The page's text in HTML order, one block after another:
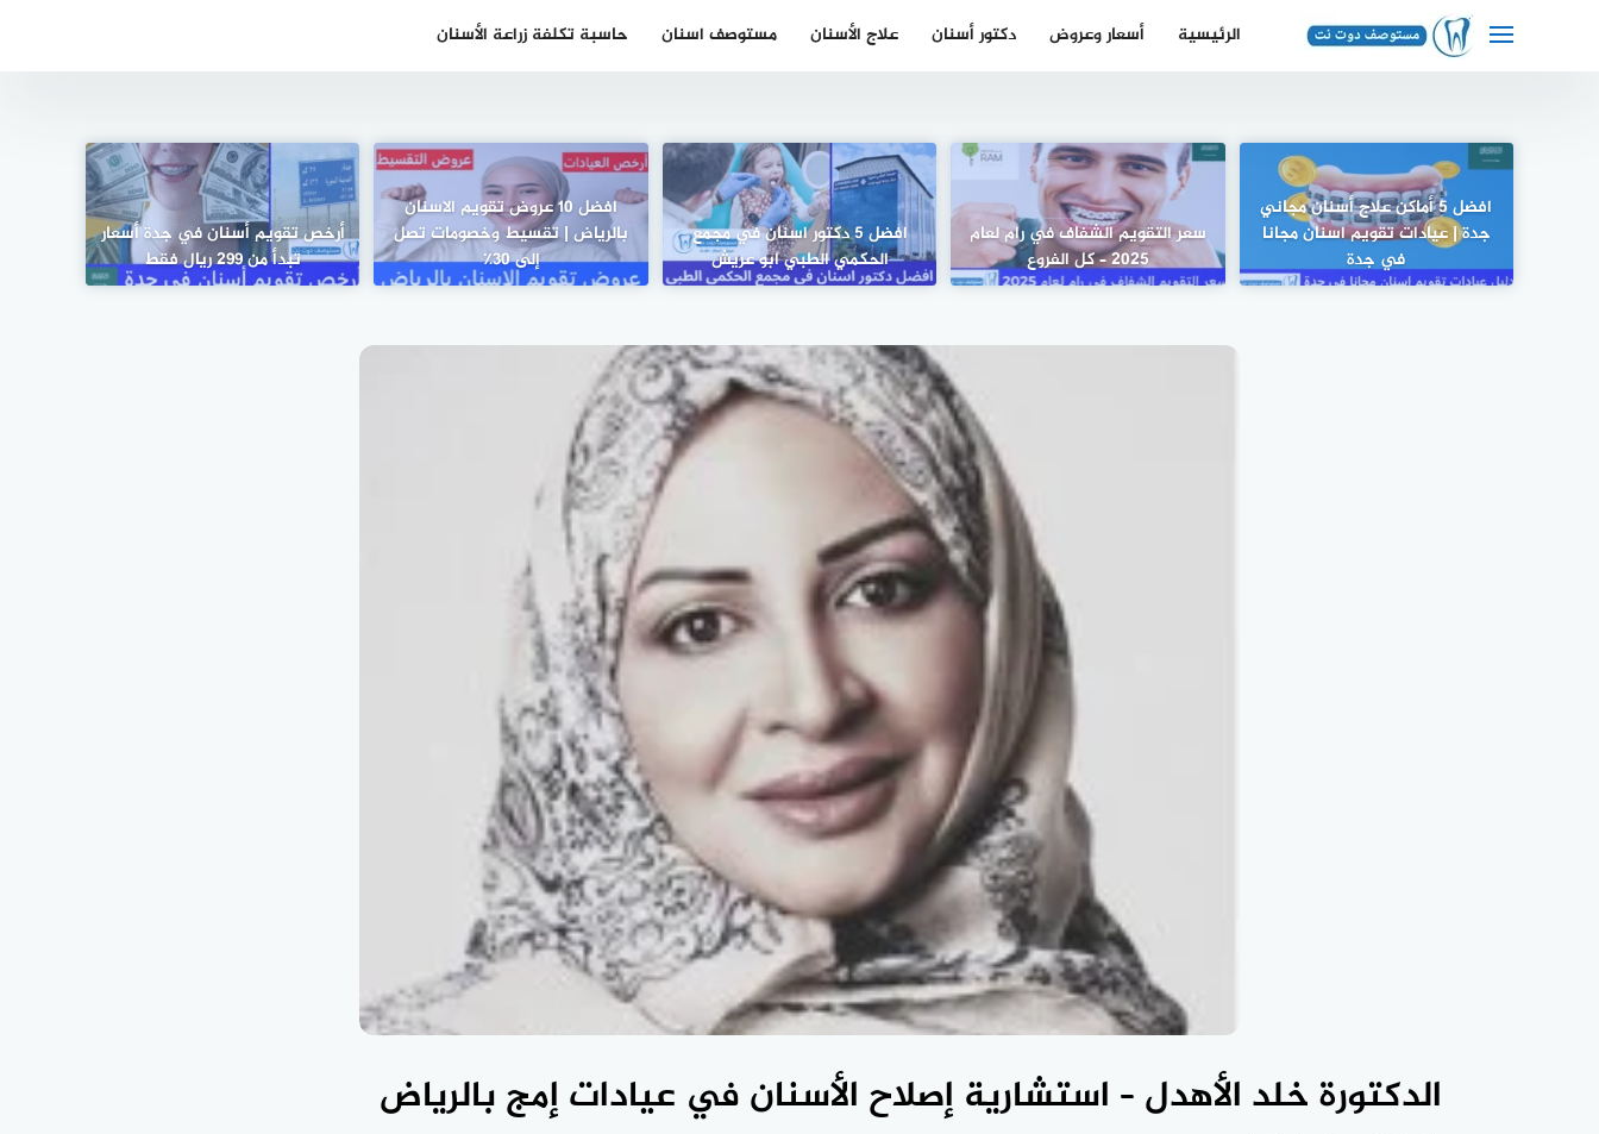
الرئيسية أسعار وعروض دكتور أسنان علاج الأسنان مستوصف اسنان حاسبة تكلفة زراعة الأسنان
افضل 5 أماكن علاج أسنان مجاني
جدة | عيادات تقويم اسنان مجانا
في جدة
سعر التقويم الشفاف في رام لعام
2025 – كل الفروع
افضل 5 دكتور اسنان في مجمع
الحكمي الطبي ابو عريش
افضل 10 عروض تقويم الاسنان
بالرياض | تقسيط وخصومات تصل
إلى 30٪
أرخص تقويم أسنان في جدة أسعار
تبدأ من 299 ريال فقط
الدكتورة خلد الأهدل – استشارية إصلاح الأسنان في عيادات إمج بالرياض